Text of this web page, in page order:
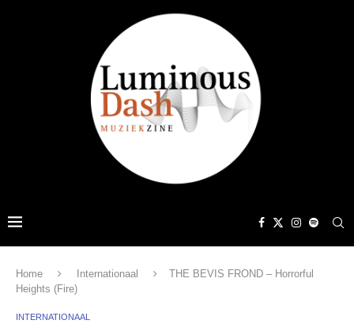
Home Internationaal
THE BEVIS FROND – Horrorful
Heights (Fire)
INTERNATIONAAL